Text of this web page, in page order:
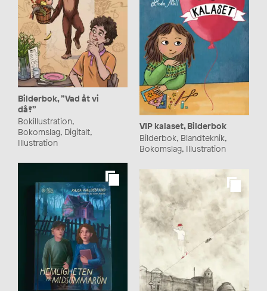
Bilderbok, ”Vad åt vi
då?”
Bokillustration,
Bokomslag, Digitalt,
Illustration
VIP kalaset, Bilderbok
Bilderbok, Blandteknik,
Bokomslag, Illustration